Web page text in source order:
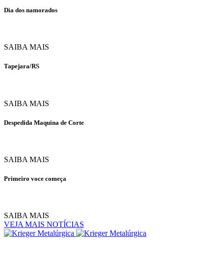
Dia dos namorados
SAIBA MAIS
Tapejara/RS
SAIBA MAIS
Despedida Maquina de Corte
SAIBA MAIS
Primeiro voce começa
SAIBA MAIS
VEJA MAIS NOTÍCIAS